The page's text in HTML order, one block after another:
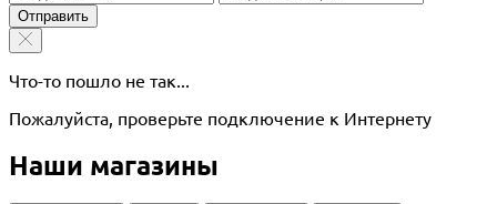
Отправить
Что-то пошло не так...
Пожалуйста, проверьте подключение к Интернету
Наши магазины